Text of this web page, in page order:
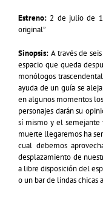
Estreno: 2 de julio de
original”
Sinopsis: A través de
espacio que queda
monólogos
ayuda de un guía se
en algunos momentos
personajes darán su
sí mismo y el
muerte llegaremos ha
cual debemos
desplazamiento de
a libre disposición del
o un bar de lindas chicas